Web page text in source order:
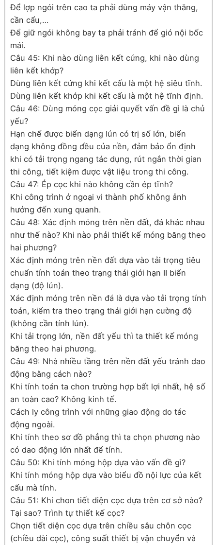
Để lợp ngói trên cao ta phải dùng máy vận thăng,
cần cẩu,…
Để giữ ngói không bay ta phải tránh để gió nội bốc
mái.
Câu 45: Khi nào dùng liên kết cứng, khi nào dùng
liên kết khớp?
Dùng liên kết cứng khi kết cấu là một hệ siêu tĩnh.
Dùng liên kết khớp khi kết cấu là một hệ tĩnh định.
Câu 46: Dùng móng cọc giải quyết vấn đề gì là chủ
yếu?
Hạn chế được biến dạng lún có trị số lớn, biến
dạng không đồng đều của nền, đảm bảo ổn định
khi có tải trọng ngang tác dụng, rút ngắn thời gian
thi công, tiết kiệm được vật liệu trong thi công.
Câu 47: Ép cọc khi nào không cần ép tĩnh?
Khi công trình ở ngoại vi thành phố không ảnh
hưởng đến xung quanh.
Câu 48: Xác định móng trên nền đất, đá khác nhau
như thế nào? Khi nào phải thiết kế móng băng theo
hai phương?
Xác định móng trên nền đất dựa vào tải trọng tiêu
chuẩn tính toán theo trạng thái giới hạn II biến
dạng (độ lún).
Xác định móng trên nền đá là dựa vào tải trọng tính
toán, kiểm tra theo trạng thái giới hạn cường độ
(không cần tính lún).
Khi tải trọng lớn, nền đất yếu thì ta thiết kế móng
băng theo hai phương.
Câu 49: Nhà nhiều tầng trên nền đất yếu tránh dao
động bằng cách nào?
Khi tính toán ta chon trường hợp bất lợi nhất, hệ số
an toàn cao? Không kinh tế.
Cách ly công trình với những giao động do tác
động ngoài.
Khi tính theo sơ đồ phẳng thì ta chọn phương nào
có dao động lớn nhất để tính.
Câu 50: Khi tính móng hộp dựa vào vấn đề gì?
Khi tính móng hộp dựa vào biểu đồ nội lực của kết
cấu mà tính.
Câu 51: Khi chon tiết diện cọc dựa trên cơ sở nào?
Tại sao? Trình tự thiết kế cọc?
Chọn tiết diện cọc dựa trên chiều sâu chôn cọc
(chiều dài cọc), công suất thiết bị vận chuyển và